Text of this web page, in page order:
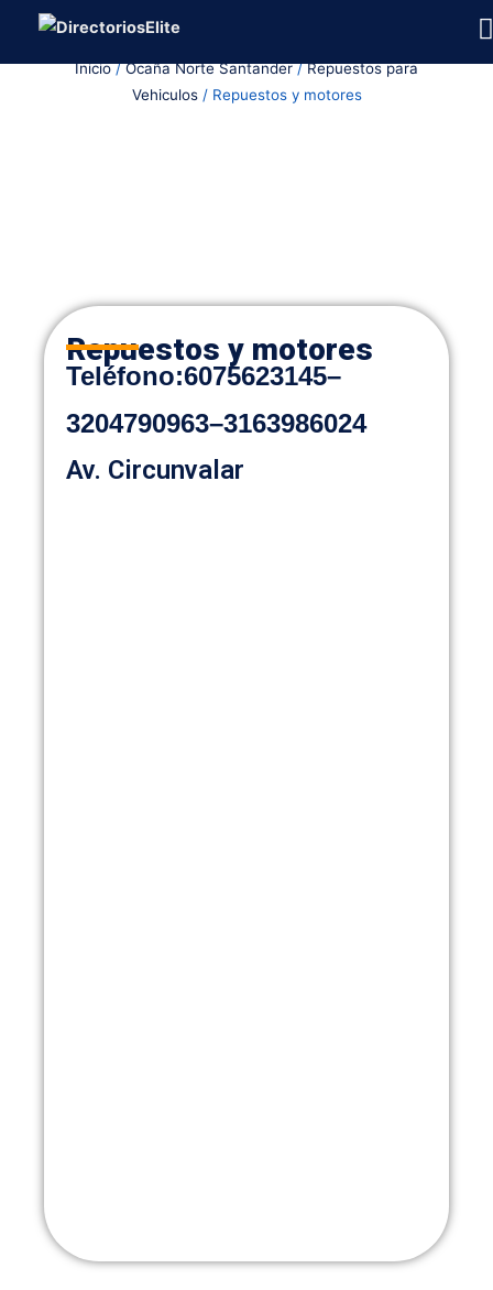
Inicio/Ocaña Norte Santander/Repuestos para
Vehiculos/ Repuestos y motores
Repuestos y motores
Teléfono:6075623145–
3204790963–3163986024
Av. Circunvalar